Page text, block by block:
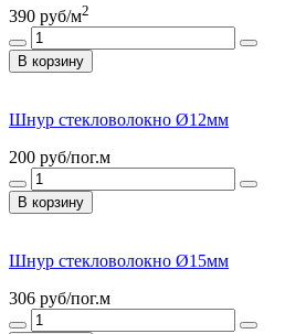
390 руб/м2
В корзину
Шнур стекловолокно Ø12мм
200 руб/пог.м
В корзину
Шнур стекловолокно Ø15мм
306 руб/пог.м